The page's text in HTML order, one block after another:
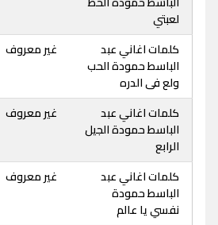
لعبتي
كلمات اغاني عبد
الباسط حمودة الحب
ولع فى الدره
غير معروف
كلمات اغاني عبد
الباسط حمودة الجيل
الرابع
غير معروف
كلمات اغاني عبد
الباسط حمودة
نفسي يا عالم
غير معروف